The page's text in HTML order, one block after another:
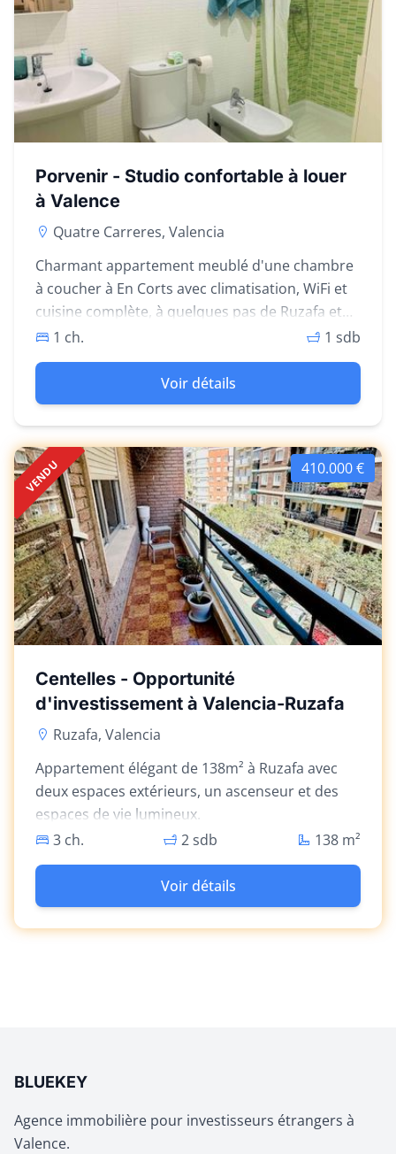
Porvenir - Studio confortable à louer
à Valence
Quatre Carreres, Valencia
Charmant appartement meublé d'une chambre
à coucher à En Corts avec climatisation, WiFi et
cuisine complète, à quelques pas de Ruzafa et
du Parque Central.
1 ch. 1 sdb
Voir détails
410.000 €
VENDU
Centelles - Opportunité
d'investissement à Valencia-Ruzafa
Ruzafa, Valencia
Appartement élégant de 138m² à Ruzafa avec
deux espaces extérieurs, un ascenseur et des
espaces de vie lumineux.
3 ch.
2 sdb 138 m²
Voir détails
BLUEKEY
Agence immobilière pour investisseurs étrangers à
Valence.